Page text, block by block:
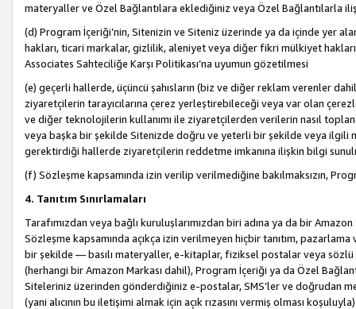
materyaller ve Özel Bağlantılara eklediğiniz veya Özel Bağlantılarla
(d) Program İçeriği’nin, Sitenizin ve Siteniz üzerinde ya da içinde yer
hakları, ticari markalar, gizlilik, aleniyet veya diğer fikri mülkiyet
Associates Sahteciliğe Karşı Politikası’na uyumun gözetilmesi
(e) geçerli hallerde, üçüncü şahısların (biz ve diğer reklam verenler
ziyaretçilerin tarayıcılarına çerez yerleştirebileceği veya var olan
ve diğer teknolojilerin kullanımı ile ziyaretçilerden verilerin nasıl
veya başka bir şekilde Sitenizde doğru ve yeterli bir şekilde veya ilgili
gerektirdiği hallerde ziyaretçilerin reddetme imkanına ilişkin bilgi
(f) Sözleşme kapsamında izin verilip verilmediğine bakılmaksızın,
4. Tanıtım Sınırlamaları
Tarafımızdan veya bağlı kuruluşlarımızdan biri adına ya da bir
Sözleşme kapsamında açıkça izin verilmeyen hiçbir tanıtım,
bir şekilde — basılı materyaller, e-kitaplar, fiziksel postalar veya sözlü
(herhangi bir Amazon Markası dahil), Program İçeriği ya da Özel
Siteleriniz üzerinden gönderdiğiniz e-postalar, SMS’ler ve doğrudan
(yani alıcının bu iletişimi almak için açık rızasını vermiş olması